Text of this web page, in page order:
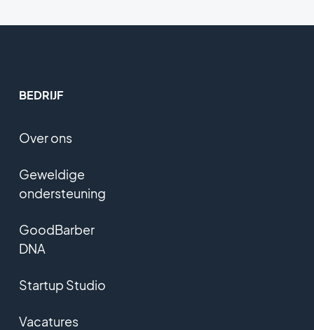
BEDRIJF
Over ons
Geweldige
ondersteuning
GoodBarber
DNA
Startup Studio
Vacatures